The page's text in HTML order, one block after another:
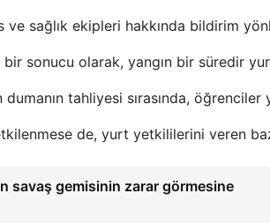
sağlık ekipleri hakkında bildirim
bir sonucu olarak, yangın bir süredir
dumanın tahliyesi sırasında,
de, yurt yetkililerini veren
savaş gemisinin zarar görmesine